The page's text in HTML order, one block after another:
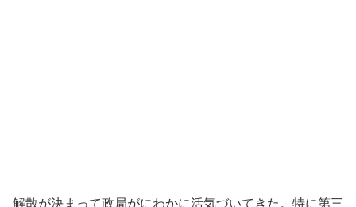
解散が決まって政局がにわかに活気づいてきた。特に第三